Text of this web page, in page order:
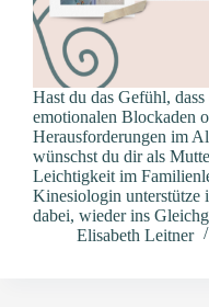
Hast du das Gefühl,
emotionalen Blockaden
Herausforderungen im
wünschst du dir als
Leichtigkeit im
Kinesiologin unterstütze
dabei, wieder ins
Elisabeth Leitner